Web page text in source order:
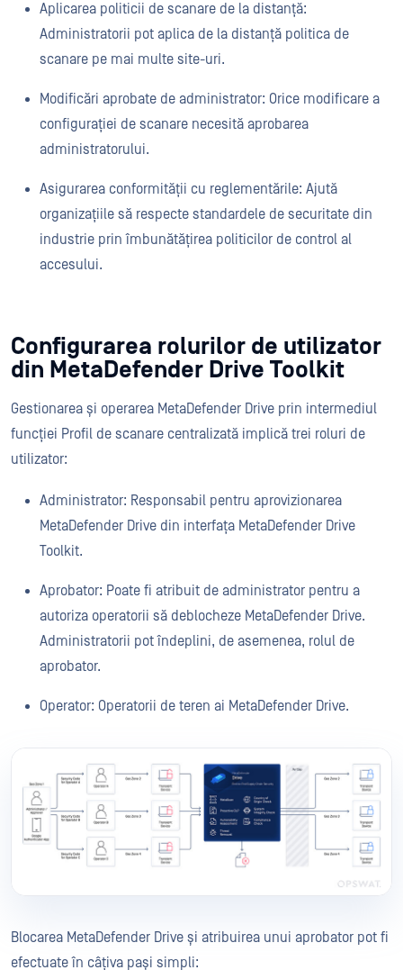
Aplicarea politicii de scanare de la distanță:
Administratorii pot aplica de la distanță politica de
scanare pe mai multe site-uri.
Modificări aprobate de administrator: Orice modificare a
configurației de scanare necesită aprobarea
administratorului.
Asigurarea conformității cu reglementările: Ajută
organizațiile să respecte standardele de securitate din
industrie prin îmbunătățirea politicilor de control al
accesului.
Configurarea rolurilor de utilizator
din MetaDefender Drive Toolkit
Gestionarea și operarea MetaDefender Drive prin intermediul
funcției Profil de scanare centralizată implică trei roluri de
utilizator:
Administrator: Responsabil pentru aprovizionarea
MetaDefender Drive din interfața MetaDefender Drive
Toolkit.
Aprobator: Poate fi atribuit de administrator pentru a
autoriza operatorii să deblocheze MetaDefender Drive.
Administratorii pot îndeplini, de asemenea, rolul de
aprobator.
Operator: Operatorii de teren ai MetaDefender Drive.
Blocarea MetaDefender Drive și atribuirea unui aprobator pot fi
efectuate în câțiva pași simpli: